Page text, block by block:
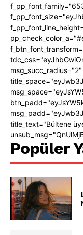
title_text="Bültene
Popüler